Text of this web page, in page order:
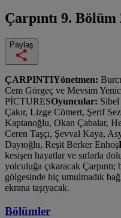
Çarpıntı 9. Bölüm
Paylaş
ÇARPINTIYönetmen:
Cem Görgeç ve Mevsim
PİCTURESOyuncular:
Çakır, Lizge Cömert, Şerif
Kaptanoğlu, Okan Çabalar,
Ceren Taşçı, Şevval Kaya,
Dayıoğlu, Reşit Berker Enhoş
kesişen hayatlar ve sırlarla
yolculuğa çıkaracak
gölgesinde hiç umulmadık
ekrana taşıyacak.
Bölümler